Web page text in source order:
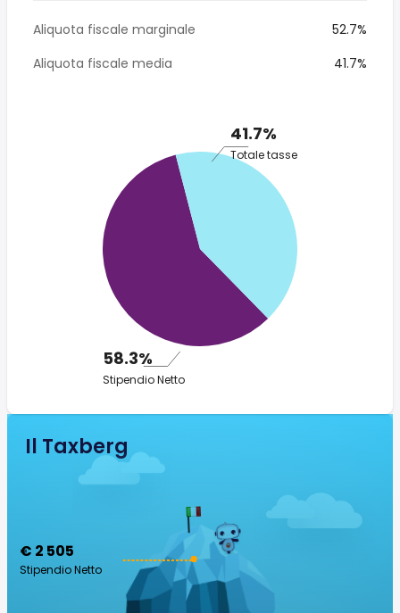
Aliquota fiscale marginale
52.7%
Aliquota fiscale media
41.7%
41.7%
Totale tasse
58.3%
Stipendio Netto
Il Taxberg
€ 2 505
Stipendio Netto